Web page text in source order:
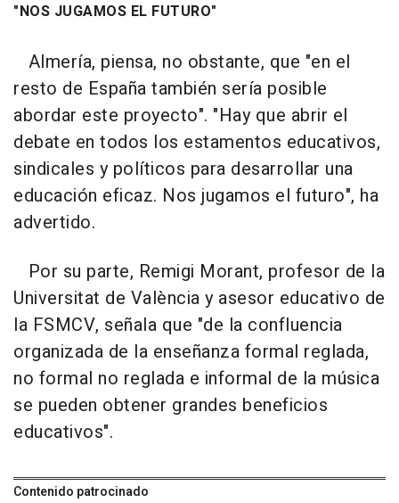
"NOS JUGAMOS EL FUTURO"
Almería, piensa, no obstante, que "en el
resto de España también sería posible
abordar este proyecto". "Hay que abrir el
debate en todos los estamentos educativos,
sindicales y políticos para desarrollar una
educación eficaz. Nos jugamos el futuro", ha
advertido.
Por su parte, Remigi Morant, profesor de la
Universitat de València y asesor educativo de
la FSMCV, señala que "de la confluencia
organizada de la enseñanza formal reglada,
no formal no reglada e informal de la música
se pueden obtener grandes beneficios
educativos".
Contenido patrocinado